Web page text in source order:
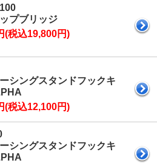
プブリッジ
(税込19,800円)
シングスタンドフックキ
(税込12,100円)
シングスタンドフックキ